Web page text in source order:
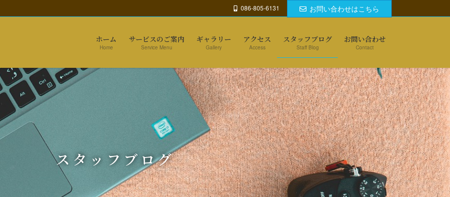
086-805-6131 お問い合わせはこちら
ホーム
Home
サービスのご案内
Service Menu
ギャラリー
Gallery
アクセス
Access
スタッフブログ
Staff Blog
お問い合わせ
Contact
スタッフブログ